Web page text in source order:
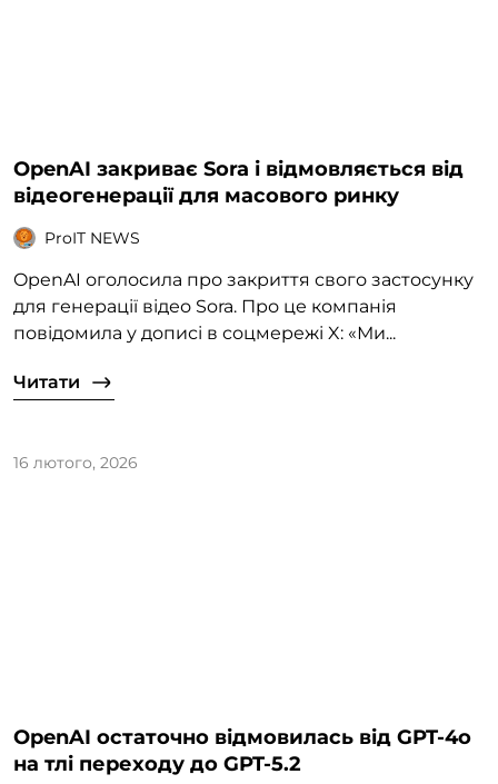
OpenAI закриває Sora і відмовляється від
відеогенерації для масового ринку
ProIT NEWS
OpenAI оголосила про закриття свого застосунку
для генерації відео Sora. Про це компанія
повідомила у дописі в соцмережі X: «Ми...
Читати
16 лютого, 2026
OpenAI остаточно відмовилась від GPT-4o
на тлі переходу до GPT-5.2